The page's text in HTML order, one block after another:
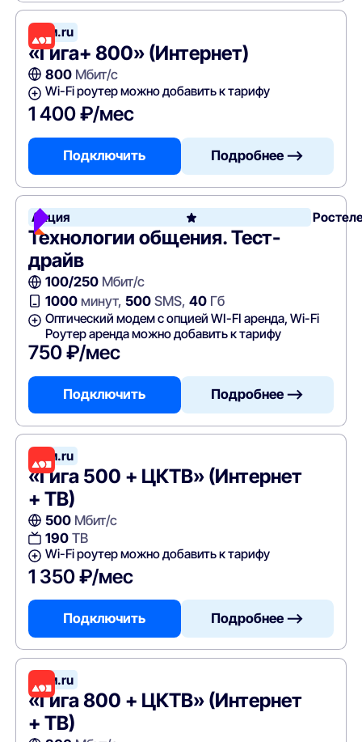
Дом.ru
«Гига+ 800» (Интернет)
800Мбит/с
Wi-Fi роутер можно добавить к тарифу
1 400 ₽/мес
Подключить Подробнее —>
Акция
Технологии общения. Тест-
драйв
100/250Мбит/с
1000минут, 500SMS, 40Гб
Оптический модем с опцией WI-FI аренда, Wi-Fi
Роутер аренда можно добавить к тарифу
750 ₽/мес
Подключить Подробнее —>
Дом.ru
«Гига 500 + ЦКТВ» (Интернет
+ ТВ)
500Мбит/с
190ТВ
Wi-Fi роутер можно добавить к тарифу
1 350 ₽/мес
Подключить Подробнее —>
Дом.ru
«Гига 800 + ЦКТВ» (Интернет
+ ТВ)